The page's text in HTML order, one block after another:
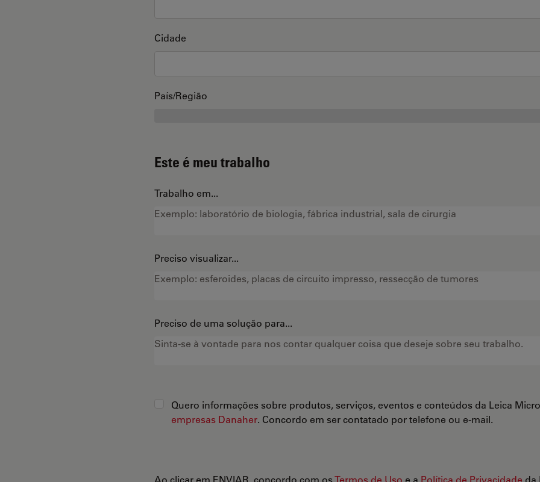
Cidade
País/Região
Este é meu trabalho
Trabalho em...
Preciso visualizar...
Preciso de uma solução para...
Quero informações sobre produtos, serviços, eventos e conteúdos da Leica
empresas Danaher. Concordo em ser contatado por telefone ou e-mail.
Ao clicar em ENVIAR, concordo com osTermos de Uso e a Política de Privacidade da